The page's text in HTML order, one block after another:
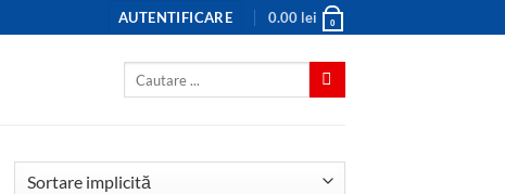
AUTENTIFICARE 0.00 lei 0